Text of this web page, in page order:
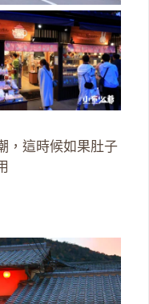
，這時候如果肚子